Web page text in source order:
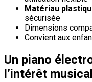
Matériau
sécurisée
Dimensions
Convient aux
Un piano
l’intérêt musical